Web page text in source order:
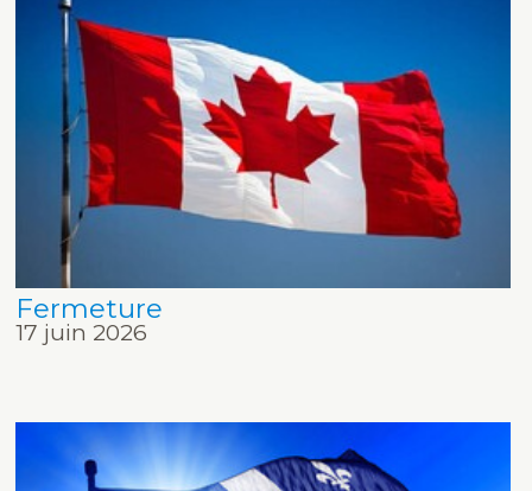
Fermeture
17 juin 2026